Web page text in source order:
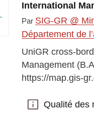
International
Par SIG-GR @
Département de
UniGR cross-
Management
https://map.gis-
Qualité des
Qualité des